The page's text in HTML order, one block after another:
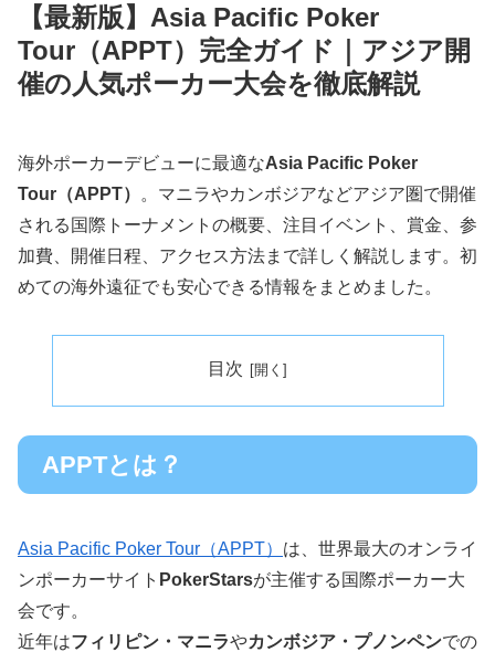
【最新版】Asia Pacific Poker
Tour（APPT）完全ガイド｜アジア開
催の人気ポーカー大会を徹底解説
海外ポーカーデビューに最適なAsia Pacific Poker
Tour（APPT）
。マニラやカンボジアなどアジア圏で開催
される国際トーナメントの概要、注目イベント、賞金、参
加費、開催日程、アクセス方法まで詳しく解説します。初
めての海外遠征でも安心できる情報をまとめました。
目次
APPTとは？
Asia Pacific Poker Tour（APPT） は、世界最大のオンライ
ンポーカーサイト PokerStarsが主催する国際ポーカー大
会です。
近年はフィリピン・マニラやカンボジア・プノンペンでの